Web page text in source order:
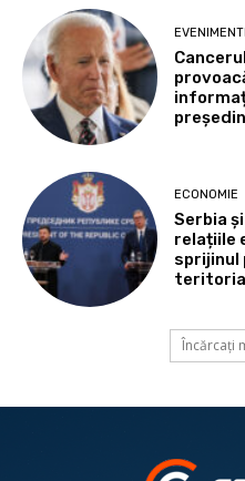
ECONOMIE
Serbia
relațiile
Încărcați